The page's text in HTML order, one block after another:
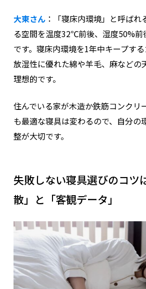
大東さん：
「寝床内環境」と呼ば
る空間を温度32℃前後、湿度50%前
です。寝床内環境を1年中キープす
放湿性に優れた綿や羊毛、麻などの
理想的です。
住んでいる家が木造か鉄筋コンクリ
も最適な寝具は変わるので、自分の
整が大切です。
失敗しない寝具選びのコツ
散」と「客観データ」